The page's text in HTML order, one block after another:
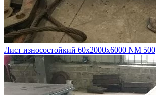
Лист износостойкий 60х2000х6000 NM 500